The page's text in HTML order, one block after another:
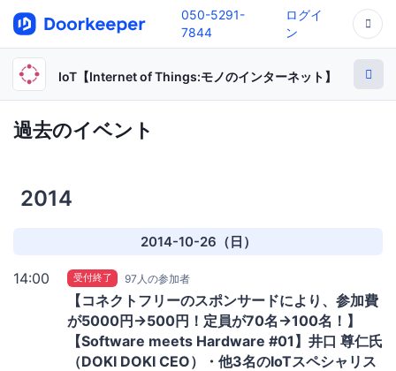
050-5291-
7844
ログイ
ン
IoT【Internet of Things:モノのインターネット】
過去のイベント
2014
2014-10-26（日）
14:00 受付終了 97人の参加者
【コネクトフリーのスポンサードにより、参加費
が5000円→500円！定員が70名→100名！】
【Software meets Hardware #01】井口 尊仁氏
（DOKI DOKI CEO）・他3名のIoTスペシャリス